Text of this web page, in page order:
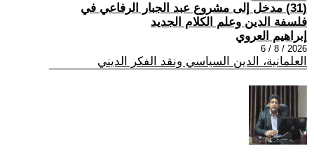
(31) مدخل إلى مشروع عبد الجبار الرفاعي في
فلسفة الدين وعلم الكلام الجديد
إبراهيم العروي
2026 / 8 / 6
العلمانية، الدين السياسي ونقد الفكر الديني